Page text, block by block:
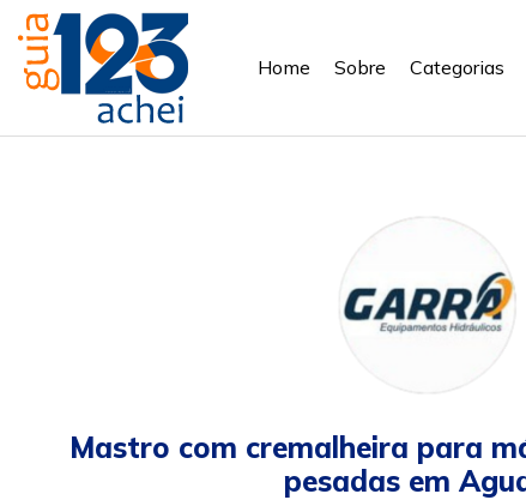
Home Sobre Categorias
Mastro com cremalheira para
pesadas em